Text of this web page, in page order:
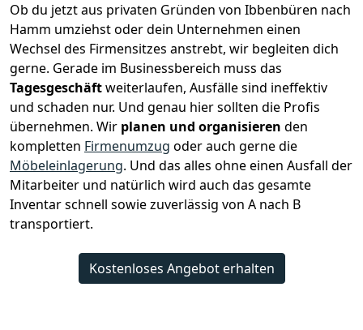
Ob du jetzt aus privaten Gründen von Ibbenbüren nach
Hamm umziehst oder dein Unternehmen einen
Wechsel des Firmensitzes anstrebt, wir begleiten dich
gerne. Gerade im Businessbereich muss das
Tagesgeschäftweiterlaufen, Ausfälle sind ineffektiv
und schaden nur. Und genau hier sollten die Profis
übernehmen. Wir planen und organisieren den
kompletten Firmenumzug oder auch gerne die
Möbeleinlagerung. Und das alles ohne einen Ausfall der
Mitarbeiter und natürlich wird auch das gesamte
Inventar schnell sowie zuverlässig von A nach B
transportiert.
Kostenloses Angebot erhalten